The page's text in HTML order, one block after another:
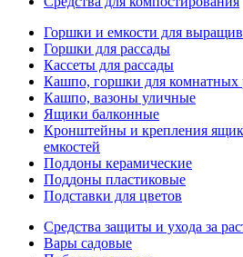
Горшки и емкости для
Горшки для рассады
Кассеты для рассады
Кашпо, горшки для комнатных
Кашпо, вазоны уличные
Ящики балконные
Кронштейны и крепления
емкостей
Поддоны керамические
Поддоны пластиковые
Подставки для цветов
Средства защиты и ухода за
Вары садовые